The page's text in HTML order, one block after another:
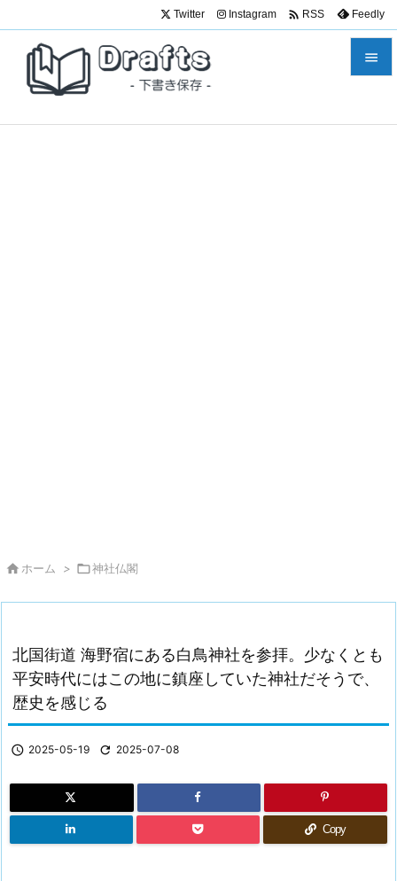

Twitter Instagram  RSS Feedly
 ホーム > 神社仏閣
北国街道 海野宿にある白鳥神社を参拝。少なくとも
平安時代にはこの地に鎮座していた神社だそうで、
歴史を感じる
 2025-05-19  2025-07-08
Copy